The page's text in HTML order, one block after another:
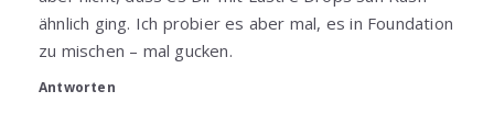
ähnlich ging. Ich probier es aber mal, es in Foundation
zu mischen – mal gucken.
Antworten